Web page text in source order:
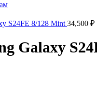
S24FE 8/128 Mint 34,500 ₽
Galaxy